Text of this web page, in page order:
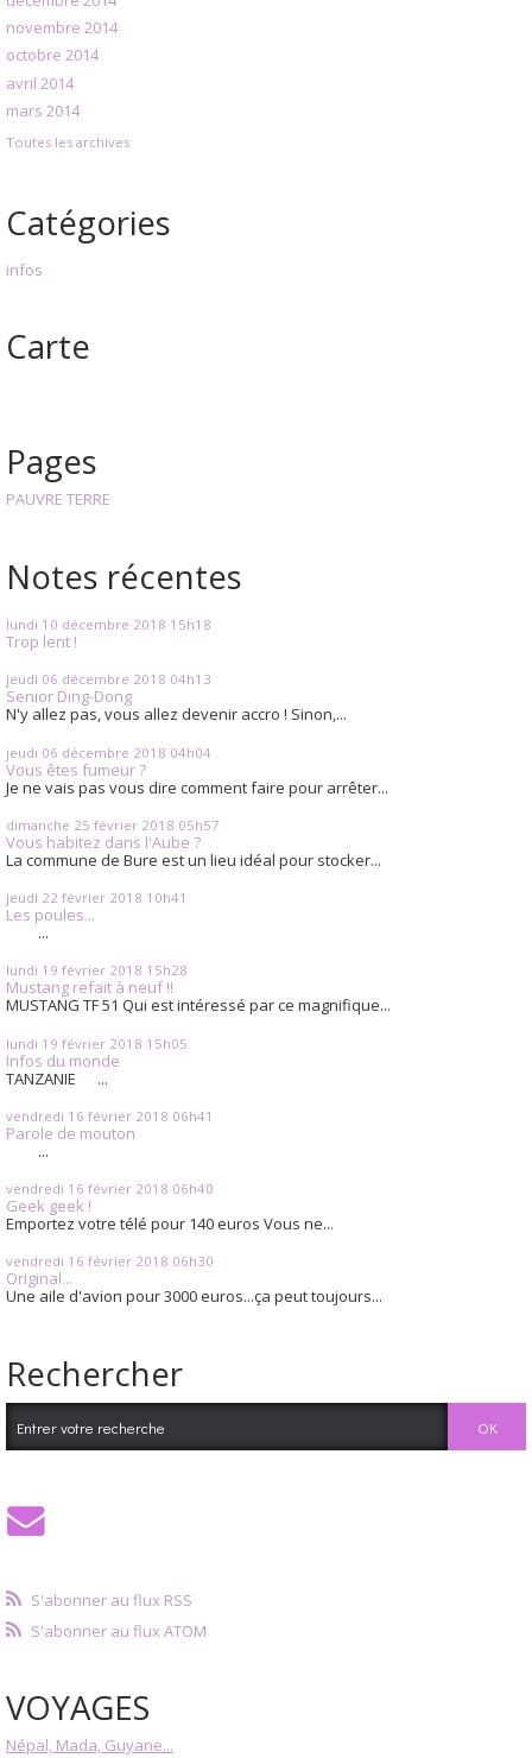
novembre 2014
octobre 2014
avril 2014
mars 2014
Toutes les archives
Catégories
infos
Carte
Pages
PAUVRE TERRE
Notes récentes
lundi 10 décembre 2018 15h18
Trop lent !
jeudi 06 décembre 2018 04h13
Senior Ding-Dong
N'y allez pas, vous allez devenir accro ! Sinon,...
jeudi 06 décembre 2018 04h04
Vous êtes fumeur ?
Je ne vais pas vous dire comment faire pour arrêter...
dimanche 25 février 2018 05h57
Vous habitez dans l'Aube ?
La commune de Bure est un lieu idéal pour stocker...
jeudi 22 février 2018 10h41
Les poules...
...
lundi 19 février 2018 15h28
Mustang refait à neuf !!
MUSTANG TF 51 Qui est intéressé par ce magnifique...
lundi 19 février 2018 15h05
Infos du monde
TANZANIE ...
vendredi 16 février 2018 06h41
Parole de mouton
...
vendredi 16 février 2018 06h40
Geek geek !
Emportez votre télé pour 140 euros Vous ne...
vendredi 16 février 2018 06h30
Original...
Une aile d'avion pour 3000 euros...ça peut toujours...
Rechercher
S'abonner au flux RSS
S'abonner au flux ATOM
VOYAGES
Népal, Mada, Guyane...